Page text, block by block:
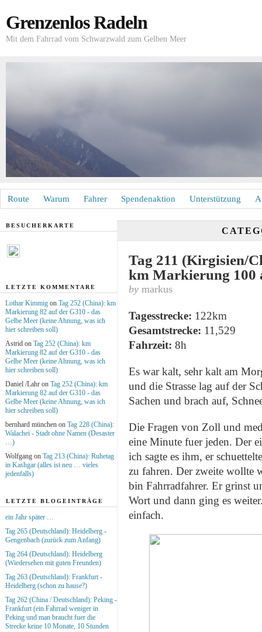
Grenzenlos Radeln
Mit dem Fahrrad vom Schwarzwald zum Gelben Meer
Route Warum Fahrer Spendenaktion Unterstützung
Tag 211 (Kirgisien/
km Markierung 100
by markus
Tagesstrecke: 122km
Gesamtstrecke: 11,529
Fahrzeit: 8h
Es war kalt, sehr kalt am
und die Strasse lag auf der
Sachen und brach auf,
Die Fragen von Zoll und
eine Minute fuer jeden. Der
ich sagte es ihm, er
zu fahren. Der zweite wollte
bin Fahrradfahrer. Er grinst
Wort und dann ging es
einfach.
BESUCHERKARTE
LETZTE KOMMENTARE
Lothar Kimmig on Tag 252 (China): km
Markierung 82 auf der G310 - das
Gelbe Meer (keine Ahnung, was ich
hier schreiben soll)
Astrid on Tag 252 (China): km
Markierung 82 auf der G310 - das
Gelbe Meer (keine Ahnung, was ich
hier schreiben soll)
Daniel /Lahr on Tag 252 (China): km
Markierung 82 auf der G310 - das
Gelbe Meer (keine Ahnung, was ich
hier schreiben soll)
bernhard münchen on Tag 228 (China):
Walachei - Stadt ohne Namen (Desaster
…)
Wolfgang on Tag 213 (China): Ruhetag
in Kashgar (alles ist neu … vieles
jedenfalls)
LETZTE BLOGEINTRÄGE
ein Jahr später …
Tag 265 (Deutschland): Heidelberg -
Gengenbach (zurück zum Anfang)
Tag 264 (Deutschland): Heidelberg
(Wiedersehen mit guten Freunden)
Tag 263 (Deutschland): Frankfurt -
Heidelberg (schon zu hause?)
Tag 262 (China / Deutschland): Peking -
Frankfurt (ein Fahrrad weniger in
Peking und man braucht fuer die
Strecke keine 10 Monate, 10 Stunden